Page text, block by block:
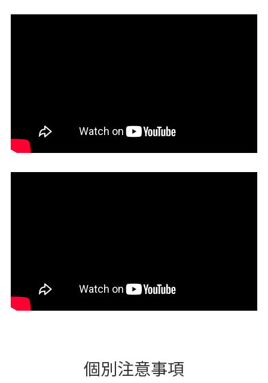
個別注意事項